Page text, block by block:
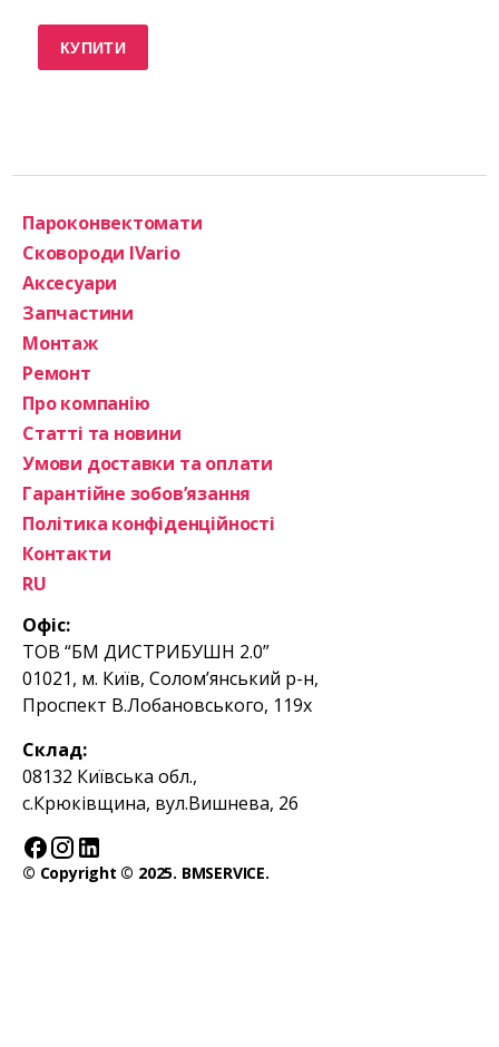
КУПИТИ
Офіс:
ТОВ “БМ ДИСТРИБУШН 2.0”
01021, м. Київ, Солом’янський р-н,
Проспект В.Лобановського, 119х
Склад:
08132 Київська обл.,
с.Крюківщина, вул.Вишнева, 26
Пароконвектомати
Сковороди IVario
Аксесуари
Запчастини
Монтаж
Ремонт
Про компанію
Статті та новини
Умови доставки та оплати
Гарантійне зобов’язання
Політика конфіденційності
Контакти
RU
© Copyright © 2025. BMSERVICE.